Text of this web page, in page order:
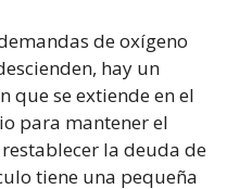
de oxígeno
hay un
que se extiende en el
para mantener el
la deuda de
tiene una pequeña